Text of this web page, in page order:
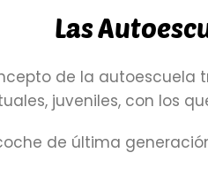
Las
de la
juveniles, con los
coche de última